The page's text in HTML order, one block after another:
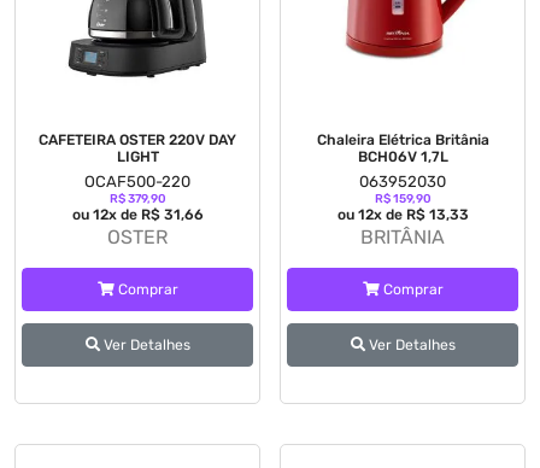
CAFETEIRA OSTER 220V DAY
LIGHT
OCAF500-220
R$ 379,90
ou 12x de R$ 31,66
OSTER
Comprar
Ver Detalhes
Chaleira Elétrica Britânia
BCH06V 1,7L
063952030
R$ 159,90
ou 12x de R$ 13,33
BRITÂNIA
Comprar
Ver Detalhes